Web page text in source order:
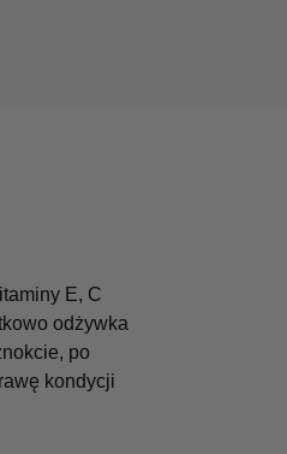
E, C
odżywka
po
kondycji